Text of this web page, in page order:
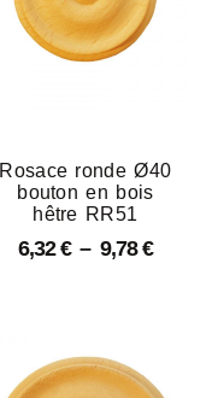
Rosace ronde Ø40
bouton en bois
hêtre RR51
6,32€ – 9,78€